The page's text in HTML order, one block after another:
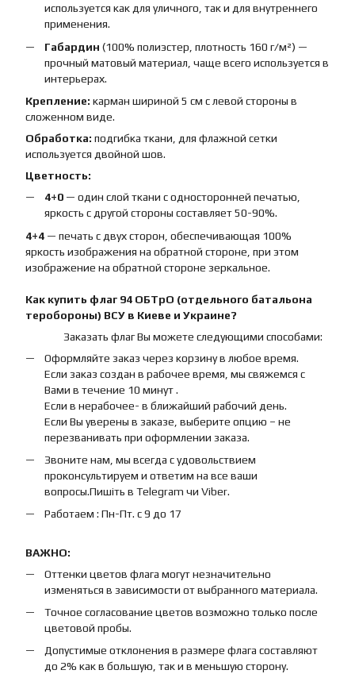
используется как для уличного, так и для внутреннего
применения.
Габардин (100% полиэстер, плотность 160 г/м²) —
прочный матовый материал, чаще всего используется в
интерьерах.
Крепление: карман шириной 5 см с левой стороны в
сложенном виде.
Обработка: подгибка ткани, для флажной сетки
используется двойной шов.
Цветность:
4+0 — один слой ткани с односторонней печатью,
яркость с другой стороны составляет 50-90%.
4+4 — печать с двух сторон, обеспечивающая 100%
яркость изображения на обратной стороне, при этом
изображение на обратной стороне зеркальное.
Как купить флаг 94 ОБТрО (отдельного батальона
теробороны) ВСУ в Киеве и Украине?
Заказать флаг Вы можете следующими способами:
Оформляйте заказ через корзину в любое время.
Если заказ создан в рабочее время, мы свяжемся с
Вами в течение 10 минут .
Если в нерабочее- в ближайший рабочий день.
Если Вы уверены в заказе, выберите опцию – не
перезванивать при оформлении заказа.
Звоните нам, мы всегда с удовольствием
проконсультируем и ответим на все ваши
вопросы.Пишіть в Telegram чи Viber.
Работаем : Пн-Пт. с 9 до 17
ВАЖНО:
Оттенки цветов флага могут незначительно
изменяться в зависимости от выбранного материала.
Точное согласование цветов возможно только после
цветовой пробы.
Допустимые отклонения в размере флага составляют
до 2% как в большую, так и в меньшую сторону.